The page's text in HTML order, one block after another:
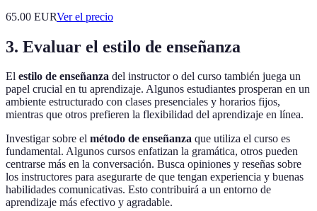
65.00 EURVer el precio
3. Evaluar el estilo de enseñanza
El estilo de enseñanza del instructor o del curso también juega un
papel crucial en tu aprendizaje. Algunos estudiantes prosperan en un
ambiente estructurado con clases presenciales y horarios fijos,
mientras que otros prefieren la flexibilidad del aprendizaje en línea.
Investigar sobre el método de enseñanza que utiliza el curso es
fundamental. Algunos cursos enfatizan la gramática, otros pueden
centrarse más en la conversación. Busca opiniones y reseñas sobre
los instructores para asegurarte de que tengan experiencia y buenas
habilidades comunicativas. Esto contribuirá a un entorno de
aprendizaje más efectivo y agradable.